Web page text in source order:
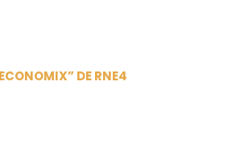
DE RNE4